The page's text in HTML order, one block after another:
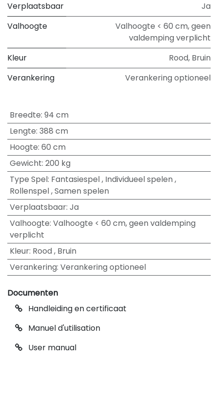
Verplaatsbaar
Ja
Valhoogte
Valhoogte < 60 cm, geen
valdemping verplicht
Kleur
Rood, Bruin
Verankering
Verankering optioneel
Breedte: 94 cm
Lengte: 388 cm
Hoogte: 60 cm
Gewicht: 200 kg
Type Spel: Fantasiespel, Individueel spelen,
Rollenspel,Samen spelen
Verplaatsbaar: Ja
Valhoogte: Valhoogte < 60 cm, geen valdemping
verplicht
Kleur: Rood, Bruin
Verankering: Verankering optioneel
Documenten
Handleiding en certificaat
Manuel d'utilisation
User manual